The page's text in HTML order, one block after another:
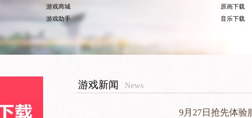
游戏商城
游戏助手
原画下载
音乐下载
游戏新闻 News
9月27日抢先体验